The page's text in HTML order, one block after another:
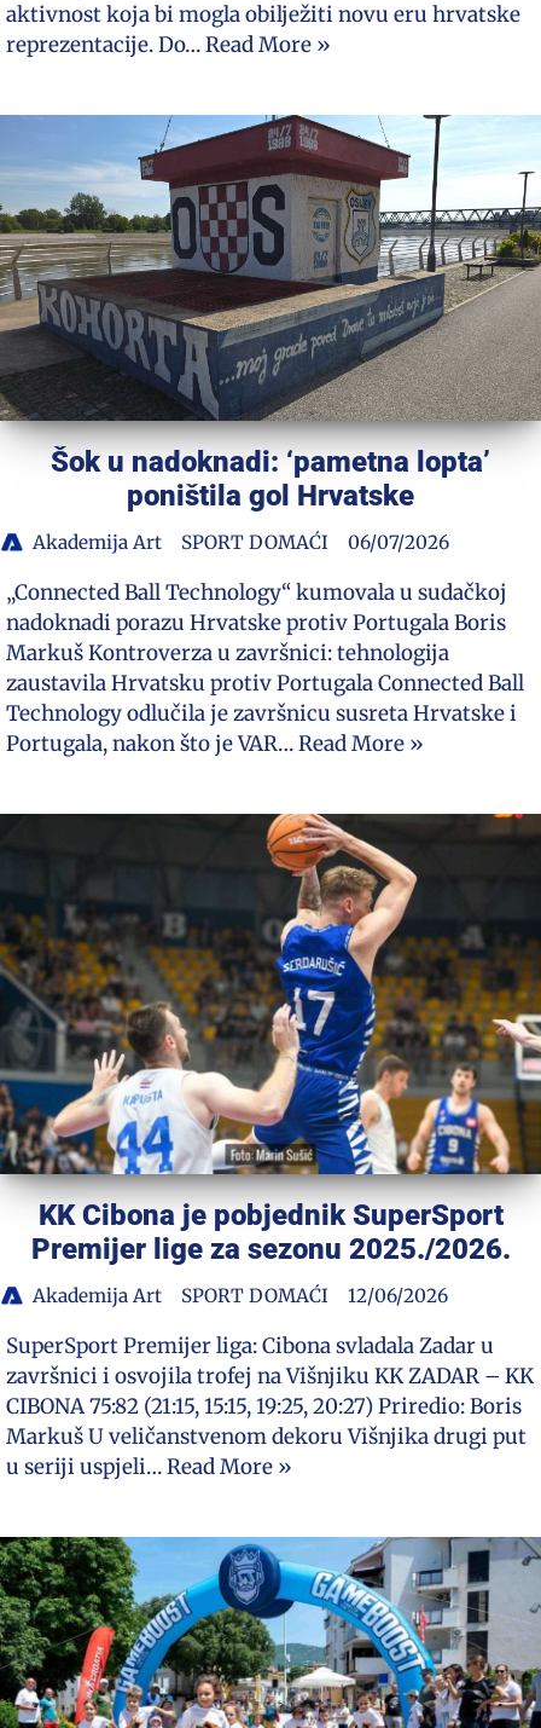
aktivnost koja bi mogla obilježiti novu eru hrvatske
reprezentacije. Do…Read More »
Šok u nadoknadi: ‘pametna lopta’
poništila gol Hrvatske
Akademija Art SPORT DOMAĆI 06/07/2026
„Connected Ball Technology“ kumovala u sudačkoj
nadoknadi porazu Hrvatske protiv Portugala Boris
Markuš Kontroverza u završnici: tehnologija
zaustavila Hrvatsku protiv Portugala Connected Ball
Technology odlučila je završnicu susreta Hrvatske i
Portugala, nakon što je VAR…Read More »
KK Cibona je pobjednik SuperSport
Premijer lige za sezonu 2025./2026.
Akademija Art SPORT DOMAĆI 12/06/2026
SuperSport Premijer liga: Cibona svladala Zadar u
završnici i osvojila trofej na Višnjiku KK ZADAR – KK
CIBONA 75:82 (21:15, 15:15, 19:25, 20:27) Priredio: Boris
Markuš U veličanstvenom dekoru Višnjika drugi put
u seriji uspjeli…Read More »